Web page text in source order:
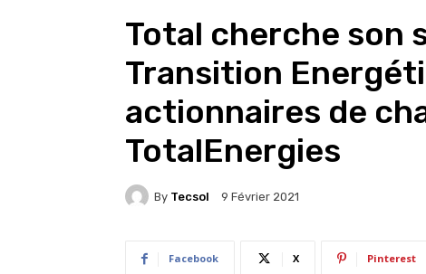
Total cherche son
Transition
actionnaires de
TotalEnergies
By Tecsol 9 Février 2021
Facebook X Pinterest